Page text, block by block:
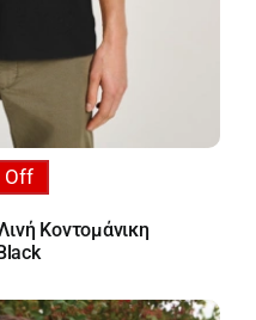
Off
Κοντομάνικη